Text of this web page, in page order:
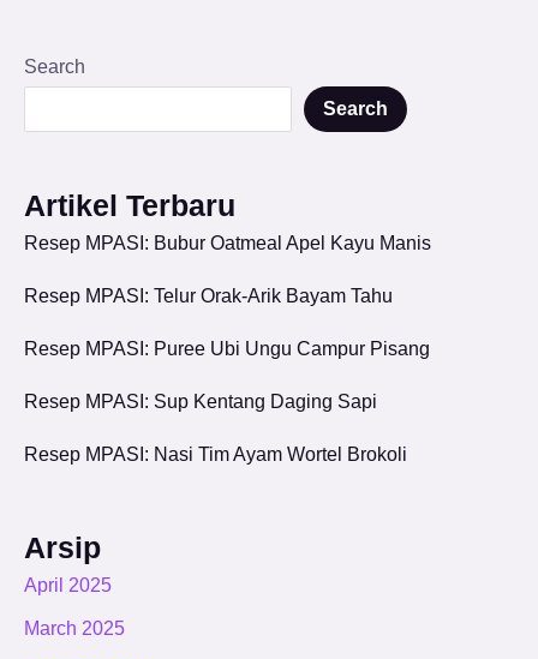
Search
Search
Artikel Terbaru
Resep MPASI: Bubur Oatmeal Apel Kayu Manis
Resep MPASI: Telur Orak-Arik Bayam Tahu
Resep MPASI: Puree Ubi Ungu Campur Pisang
Resep MPASI: Sup Kentang Daging Sapi
Resep MPASI: Nasi Tim Ayam Wortel Brokoli
Arsip
April 2025
March 2025